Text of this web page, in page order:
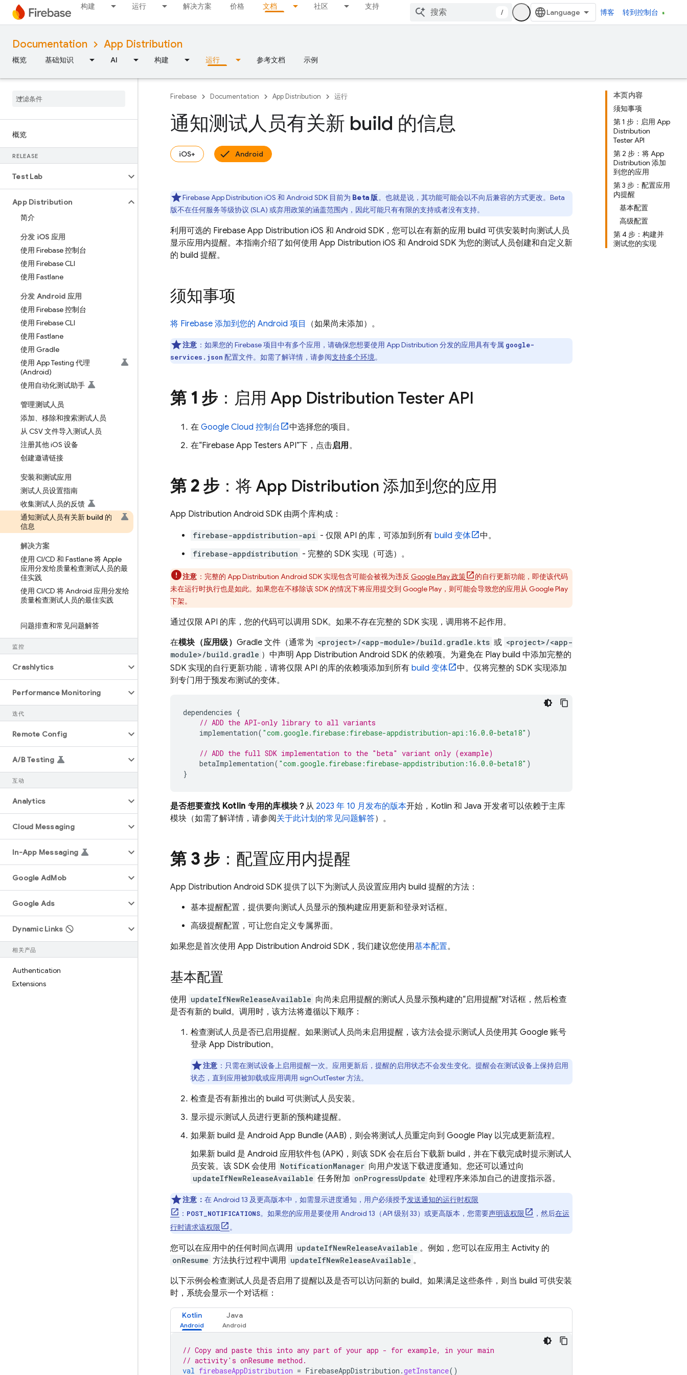
构建 运行 解决方案 价格 文档 社区 支持
/ 博客 转到控制台
Documentation App Distribution
概览 基础知识 AI 构建 运行 参考文档 示例
概览
RELEASE
Test Lab
App Distribution
简介
分发 iOS 应用
使用 Firebase 控制台
使用 Firebase CLI
使用 Fastlane
分发 Android 应用
使用 Firebase 控制台
使用 Firebase CLI
使用 Fastlane
使用 Gradle
使用 App Testing 代理
(Android)
使用自动化测试助手
管理测试人员
添加、移除和搜索测试人员
从 CSV 文件导入测试人员
注册其他 iOS 设备
创建邀请链接
安装和测试应用
测试人员设置指南
收集测试人员的反馈
通知测试人员有关新 build 的
信息
解决方案
使用 CI/CD 和 Fastlane 将 Apple
应用分发给质量检查测试人员的最
佳实践
使用 CI/CD 将 Android 应用分发给
质量检查测试人员的最佳实践
问题排查和常见问题解答
监控
Crashlytics
Performance Monitoring
迭代
Remote Config
A/B Testing
互动
Analytics
Cloud Messaging
In-App Messaging
Google AdMob
Google Ads
Dynamic Links
相关产品
Authentication
Extensions
本页内容
须知事项
第 1 步：启用 App
Distribution
Tester API
第 2 步：将 App
Distribution 添加
到您的应用
第 3 步：配置应用
内提醒
基本配置
高级配置
第 4 步：构建并
测试您的实现
Firebase Documentation App Distribution 运行
通知测试人员有关新 build 的信息
iOS+ Android
Firebase App Distribution iOS 和 Android SDK 目前为 Beta 版。也就是说，其功能可能会以不向后兼容的方式更改。Beta
版不在任何服务等级协议 (SLA) 或弃用政策的涵盖范围内，因此可能只有有限的支持或者没有支持。
利用可选的 Firebase App Distribution iOS 和 Android SDK，您可以在有新的应用 build 可供安装时向测试人员
显示应用内提醒。本指南介绍了如何使用 App Distribution iOS 和 Android SDK 为您的测试人员创建和自定义新
的 build 提醒。
须知事项
将 Firebase 添加到您的 Android 项目 （如果尚未添加）。
注意 ：如果您的 Firebase 项目中有多个应用，请确保您想要使用 App Distribution 分发的应用具有专属 google-
services.json 配置文件。如需了解详情，请参阅支持多个环境。
第 1 步 ：启用App Distribution Tester API
在 Google Cloud 控制台
中选择您的项目。
在“Firebase App Testers API”下，点击启用。
第 2 步 ：将App Distribution 添加到您的应用
App Distribution Android SDK 由两个库构成：
firebase-appdistribution-api - 仅限 API 的库，可添加到所有 build 变体 中。
firebase-appdistribution - 完整的 SDK 实现（可选）。
注意 ：完整的 App Distribution Android SDK 实现包含可能会被视为违反 Google Play政策
的自行更新功能，即使该代码
未在运行时执行也是如此。如果您在不移除该 SDK 的情况下将应用提交到 Google Play ，则可能会导致您的应用从 Google Play
下架。
通过仅限 API 的库，您的代码可以调用 SDK。如果不存在完整的 SDK 实现，调用将不起作用。
在模块（应用级） Gradle 文件（通常为 <project>/<app-module>/build.gradle.kts 或 <project>/<app-
module>/build.gradle ）中声明 App Distribution Android SDK 的依赖项。为避免在 Play build 中添加完整的
SDK 实现的自行更新功能，请将仅限 API 的库的依赖项添加到所有 build 变体
中。仅将完整的 SDK 实现添加
到专门用于预发布测试的变体。
dependencies {
// ADD the API-only library to all variants
implementation( "com.google.firebase:firebase-appdistribution-api:16.0.0-beta18" )
// ADD the full SDK implementation to the "beta" variant only (example)
betaImplementation( "com.google.firebase:firebase-appdistribution:16.0.0-beta18" )
}
是否想要查找 Kotlin 专用的库模块？从 2023 年 10 月发布的版本开始，Kotlin 和 Java 开发者可以依赖于主库
模块（如需了解详情，请参阅关于此计划的常见问题解答）。
第 3 步 ：配置应用内提醒
App Distribution Android SDK 提供了以下为测试人员设置应用内 build 提醒的方法：
基本提醒配置，提供要向测试人员显示的预构建应用更新和登录对话框。
高级提醒配置，可让您自定义专属界面。
如果您是首次使用 App Distribution Android SDK，我们建议您使用基本配置。
基本配置
使用 updateIfNewReleaseAvailable 向尚未启用提醒的测试人员显示预构建的“启用提醒”对话框，然后检查
是否有新的 build。调用时，该方法将遵循以下顺序：
检查测试人员是否已启用提醒。如果测试人员尚未启用提醒，该方法会提示测试人员使用其 Google 账号
登录 App Distribution。
注意 ： 只需在测试设备上启用提醒一次。应用更新后，提醒的启用状态不会发生变化。提醒会在测试设备上保持启用
状态，直到应用被卸载或应用调用 signOutTester 方法。
检查是否有新推出的 build 可供测试人员安装。
显示提示测试人员进行更新的预构建提醒。
如果新 build 是 Android App Bundle (AAB)，则会将测试人员重定向到 Google Play 以完成更新流程。
如果新 build 是 Android 应用软件包 (APK)，则该 SDK 会在后台下载新 build，并在下载完成时提示测试人
员安装。该 SDK 会使用 NotificationManager 向用户发送下载进度通知。您还可以通过向
updateIfNewReleaseAvailable 任务附加 onProgressUpdate 处理程序来添加自己的进度指示器。
注意： 在 Android 13 及更高版本中，如需显示进度通知，用户必须授予发送通知的运行时权限
： POST_NOTIFICATIONS。如果您的应用是要使用 Android 13（API 级别 33）或更高版本，您需要声明该权限 ，然后在运
行时请求该权限
。
您可以在应用中的任何时间点调用 updateIfNewReleaseAvailable 。例如，您可以在应用主 Activity 的
onResume 方法执行过程中调用 updateIfNewReleaseAvailable 。
以下示例会检查测试人员是否启用了提醒以及是否可以访问新的 build。如果满足这些条件，则当 build 可供安装
时，系统会显示一个对话框：
Kotlin Java
// Copy and paste this into any part of your app - for example, in your main
// activity's onResume method.
val firebaseAppDistribution = FirebaseAppDistribution .getInstance()